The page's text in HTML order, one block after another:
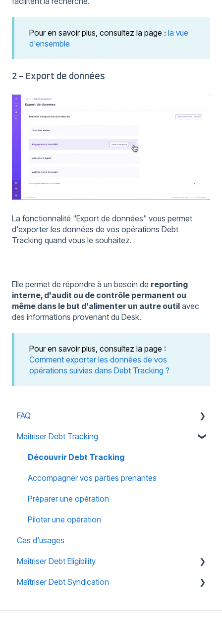
Pour en savoir plus, consultez la page : la vue
d'ensemble
2 - Export de données
La fonctionnalité "Export de données" vous permet
d'exporter les données de vos opérations Debt
Tracking quand vous le souhaitez.
Elle permet de répondre à un besoin de reporting
interne, d'audit ou de contrôle permanent ou
même dans le but d'alimenter un autre outil avec
des informations provenant du Desk.
Pour en savoir plus, consultez la page :
Comment exporter les données de vos
opérations suivies dans Debt Tracking ?
FAQ
Accès
Notifications
Habilitations
Sécurité
Maîtriser Debt Tracking
Découvrir Debt Tracking
Accompagner vos parties prenantes
Préparer une opération
Piloter une opération
Cas d'usages
Maîtriser Debt Eligibility
Découvrir Debt Eligibility
Maîtriser Debt Syndication